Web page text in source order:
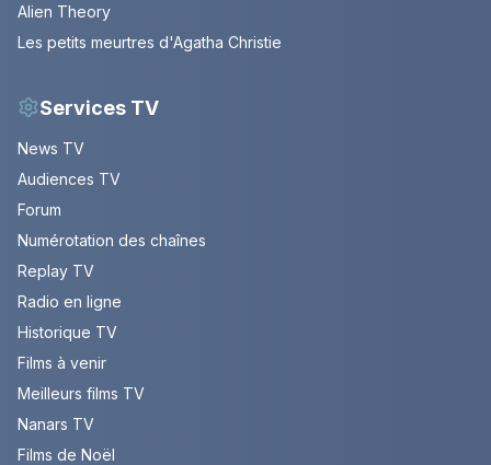
Alien Theory
Les petits meurtres d'Agatha Christie
Services TV
News TV
Audiences TV
Forum
Numérotation des chaînes
Replay TV
Radio en ligne
Historique TV
Films à venir
Meilleurs films TV
Nanars TV
Films de Noël